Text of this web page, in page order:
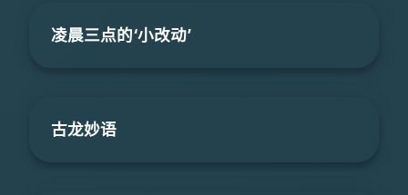
凌晨三点的‘小改动’
古龙妙语